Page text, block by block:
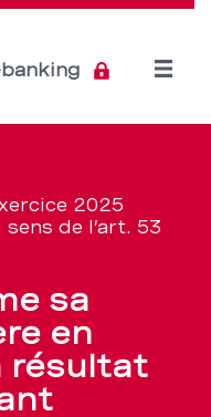
Open
2025
de l’art. 53
sa
en
résultat